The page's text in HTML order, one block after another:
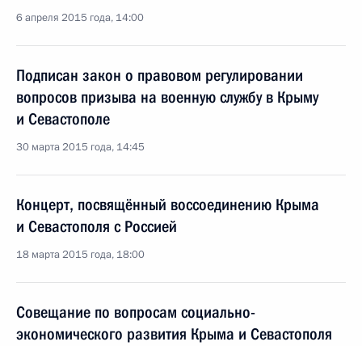
6 апреля 2015 года, 14:00
Подписан закон о правовом регулировании
вопросов призыва на военную службу в Крыму
и Севастополе
30 марта 2015 года, 14:45
Концерт, посвящённый воссоединению Крыма
и Севастополя с Россией
18 марта 2015 года, 18:00
Совещание по вопросам социально-
экономического развития Крыма и Севастополя